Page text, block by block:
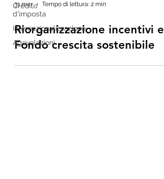
Credito
d'imposta
Internazionalizzazione
Agevolazioni
31 mar Tempo di lettura: 2 min
Riorganizzazione incentivi e
Fondo crescita sostenibile